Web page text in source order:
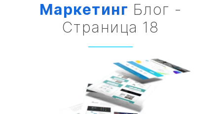
Маркетинг Блог -
Страница 18